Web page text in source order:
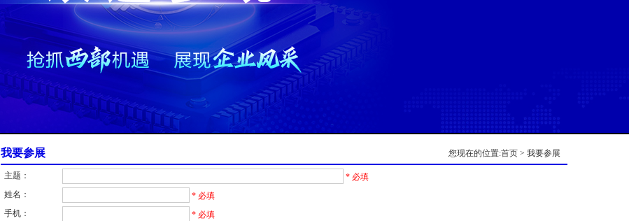
我要参展 您现在的位置:首页> 我要参展
主题：
* 必填
姓名：
* 必填
手机：
* 必填